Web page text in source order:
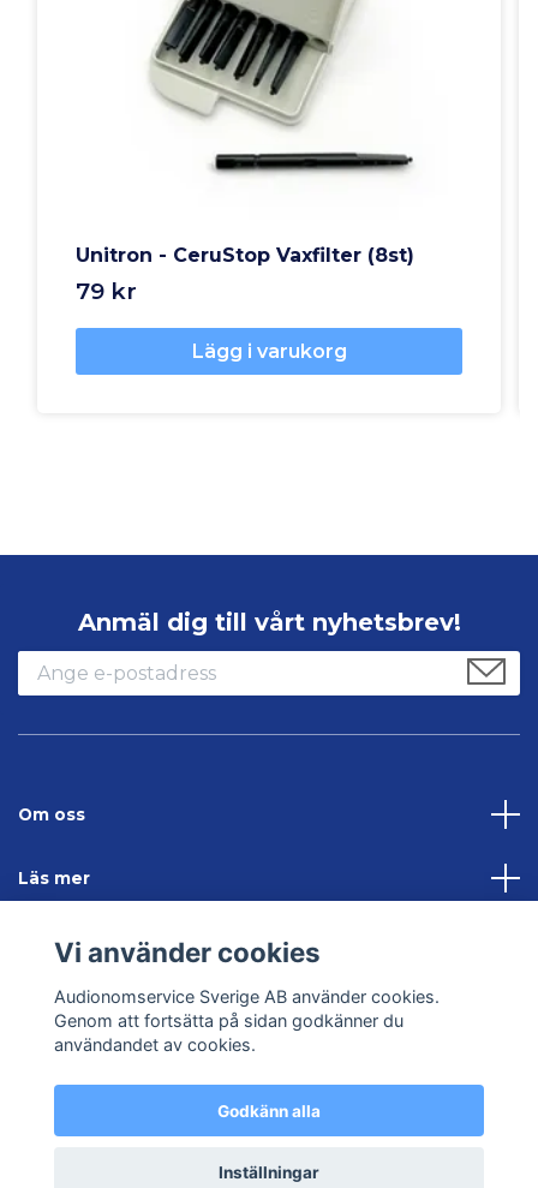
Unitron - CeruStop Vaxfilter (8st)
79 kr
Lägg i varukorg
Anmäl dig till vårt nyhetsbrev!
Om oss
Läs mer
Sociala medier
Kontakta oss
© 2026 Audionomservice – Allt inom hörsel
Vi använder cookies
Audionomservice Sverige AB använder cookies.
Genom att fortsätta på sidan godkänner du
användandet av cookies.
Godkänn alla
Inställningar